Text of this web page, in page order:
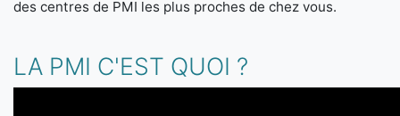
des centres de PMI les plus proches de chez vous.
LA PMI C'EST QUOI ?